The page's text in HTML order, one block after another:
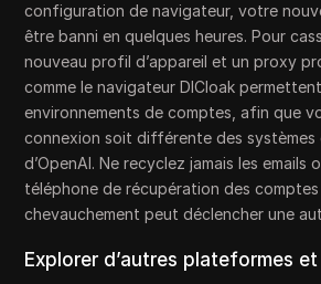
configuration de navigateur, votre
être banni en quelques heures. Pour
nouveau profil d’appareil et un proxy
comme le navigateur DICloak
environnements de comptes, afin que
connexion soit différente des
d’OpenAI. Ne recyclez jamais les emails
téléphone de récupération des comptes
chevauchement peut déclencher une
Explorer d’autres plateformes et